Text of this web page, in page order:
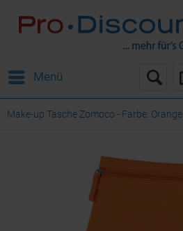
Menü
Make-up Tasche Zomoco - Farbe: Orange